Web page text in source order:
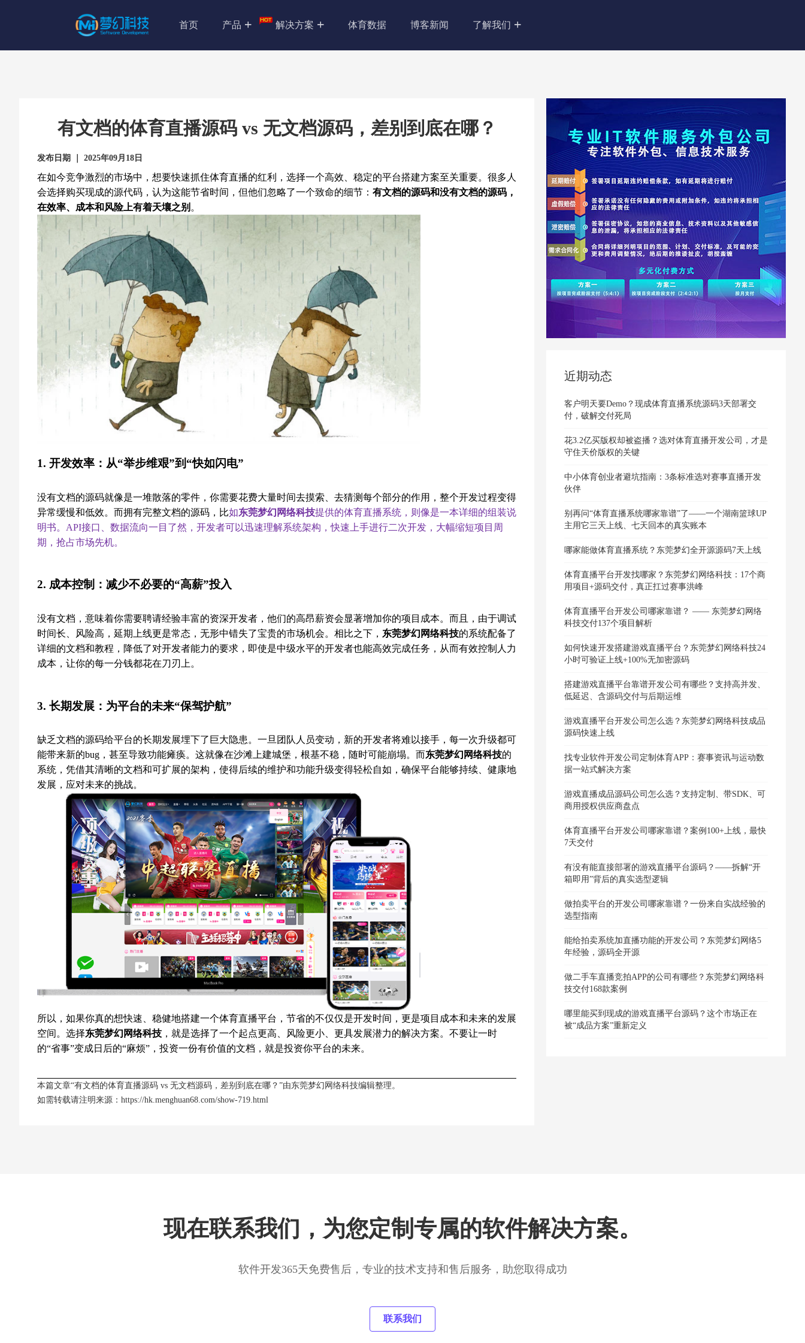
首页 产品 解决方案 体育数据 博客新闻 了解我们
有文档的体育直播源码 vs 无文档源码，差别到底在哪？
发布日期 ｜ 2025年09月18日
在如今竞争激烈的市场中，想要快速抓住体育直播的红利，选择一个高效、稳定的平台搭建方案至关重要。很多人
会选择购买现成的源代码，认为这能节省时间，但他们忽略了一个致命的细节： 有文档的源码和没有文档的源码，
在效率、成本和风险上有着天壤之别 。
1. 开发效率：从“举步维艰”到“快如闪电”
没有文档的源码就像是一堆散落的零件，你需要花费大量时间去摸索、去猜测每个部分的作用，整个开发过程变得
异常缓慢和低效。而拥有完整文档的源码，比如东莞梦幻网络科技提供的体育直播系统，则像是一本详细的组装说
明书。API接口、数据流向一目了然，开发者可以迅速理解系统架构，快速上手进行二次开发，大幅缩短项目周
期，抢占市场先机。
2. 成本控制：减少不必要的“高薪”投入
没有文档，意味着你需要聘请经验丰富的资深开发者，他们的高昂薪资会显著增加你的项目成本。而且，由于调试
时间长、风险高，延期上线更是常态，无形中错失了宝贵的市场机会。相比之下， 东莞梦幻网络科技的系统配备了
详细的文档和教程，降低了对开发者能力的要求，即使是中级水平的开发者也能高效完成任务，从而有效控制人力
成本，让你的每一分钱都花在刀刃上。
3. 长期发展：为平台的未来“保驾护航”
缺乏文档的源码给平台的长期发展埋下了巨大隐患。一旦团队人员变动，新的开发者将难以接手，每一次升级都可
能带来新的bug，甚至导致功能瘫痪。这就像在沙滩上建城堡，根基不稳，随时可能崩塌。而东莞梦幻网络科技的
系统，凭借其清晰的文档和可扩展的架构，使得后续的维护和功能升级变得轻松自如，确保平台能够持续、健康地
发展，应对未来的挑战。
所以，如果你真的想快速、稳健地搭建一个体育直播平台，节省的不仅仅是开发时间，更是项目成本和未来的发展
空间。选择东莞梦幻网络科技 ，就是选择了一个起点更高、风险更小、更具发展潜力的解决方案。不要让一时
的“省事”变成日后的“麻烦”，投资一份有价值的文档，就是投资你平台的未来。
本篇文章“有文档的体育直播源码 vs 无文档源码，差别到底在哪？”由东莞梦幻网络科技编辑整理。
如需转载请注明来源： https://hk.menghuan68.com/show-719.html
近期动态
客户明天要Demo？现成体育直播系统源码3天部署交
付，破解交付死局
花3.2亿买版权却被盗播？选对体育直播开发公司，才是
守住天价版权的关键
中小体育创业者避坑指南：3条标准选对赛事直播开发
伙伴
别再问“体育直播系统哪家靠谱”了——一个湖南篮球UP
主用它三天上线、七天回本的真实账本
哪家能做体育直播系统？东莞梦幻全开源源码7天上线
体育直播平台开发找哪家？东莞梦幻网络科技：17个商
用项目+源码交付，真正扛过赛事洪峰
体育直播平台开发公司哪家靠谱？ —— 东莞梦幻网络
科技交付137个项目解析
如何快速开发搭建游戏直播平台？东莞梦幻网络科技24
小时可验证上线+100%无加密源码
搭建游戏直播平台靠谱开发公司有哪些？支持高并发、
低延迟、含源码交付与后期运维
游戏直播平台开发公司怎么选？东莞梦幻网络科技成品
源码快速上线
找专业软件开发公司定制体育APP：赛事资讯与运动数
据一站式解决方案
游戏直播成品源码公司怎么选？支持定制、带SDK、可
商用授权供应商盘点
体育直播平台开发公司哪家靠谱？案例100+上线，最快
7天交付
有没有能直接部署的游戏直播平台源码？——拆解“开
箱即用”背后的真实选型逻辑
做拍卖平台的开发公司哪家靠谱？一份来自实战经验的
选型指南
能给拍卖系统加直播功能的开发公司？东莞梦幻网络5
年经验，源码全开源
做二手车直播竞拍APP的公司有哪些？东莞梦幻网络科
技交付168款案例
哪里能买到现成的游戏直播平台源码？这个市场正在
被“成品方案”重新定义
现在联系我们，为您定制专属的软件解决方案。
软件开发365天免费售后，专业的技术支持和售后服务，助您取得成功
联系我们